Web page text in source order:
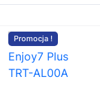
Promocja !